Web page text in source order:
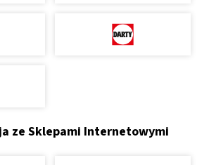
ze Sklepami Internetowymi